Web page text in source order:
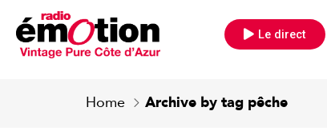
Le direct
Home Archive by tag pêche